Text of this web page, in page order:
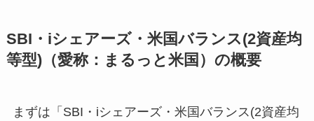
SBI・iシェアーズ・米国バランス(2資産均
等型)（愛称：まるっと米国）の概要
まずは「SBI・iシェアーズ・米国バランス(2資産均